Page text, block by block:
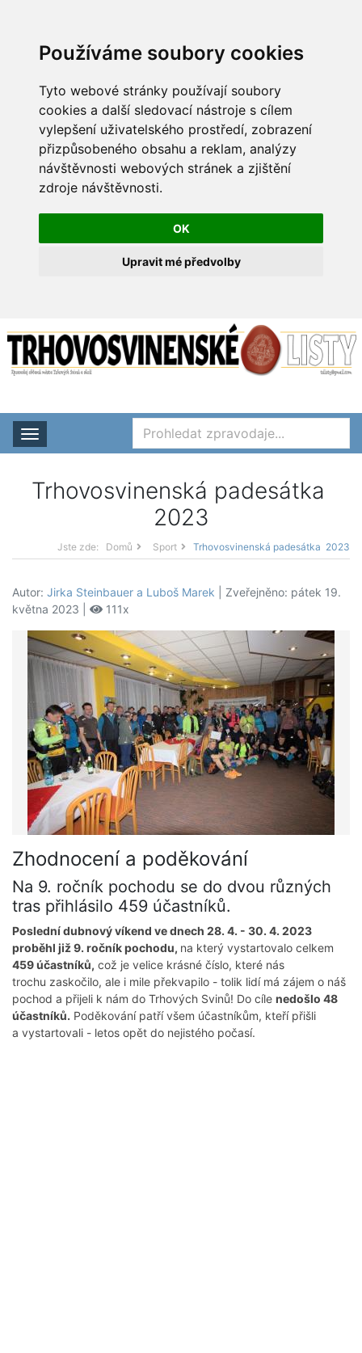
Používáme soubory cookies
Tyto webové stránky používají soubory
cookies a další sledovací nástroje s cílem
vylepšení uživatelského prostředí, zobrazení
přizpůsobeného obsahu a reklam, analýzy
návštěvnosti webových stránek a zjištění
zdroje návštěvnosti.
OK
Upravit mé předvolby
Rozbalit nabídku
Trhovosvinenská padesátka
2023
Jste zde: Domů Sport Trhovosvinenská padesátka 2023
Autor: Jirka Steinbauer a Luboš Marek | Zveřejněno: pátek 19.
května 2023 |
111x
Zhodnocení a poděkování
Na 9. ročník pochodu se do dvou různých
tras přihlásilo 459 účastníků.
Poslední dubnový víkend ve dnech 28. 4. - 30. 4. 2023
proběhl již 9. ročník pochodu, na který vystartovalo celkem
459 účastníků, což je velice krásné číslo, které nás
trochu zaskočilo, ale i mile překvapilo - tolik lidí má zájem o náš
pochod a přijeli k nám do Trhových Svinů! Do cíle nedošlo 48
účastníků. Poděkování patří všem účastníkům, kteří přišli
a vystartovali - letos opět do nejistého počasí.